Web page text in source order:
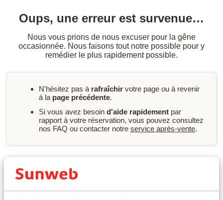
Oups, une erreur est survenue…
Nous vous prions de nous excuser pour la gêne
occasionnée. Nous faisons tout notre possible pour y
remédier le plus rapidement possible.
N'hésitez pas à rafraîchir votre page ou á revenir
á la page précédente.
Si vous avez besoin d'aide rapidement par
rapport à votre réservation, vous pouvez consultez
nos FAQ ou contacter notre service après-vente.
Nouvelle recherche